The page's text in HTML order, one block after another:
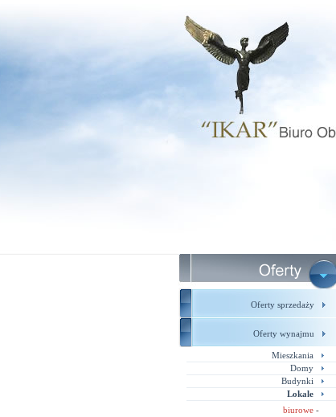
Oferty sprzedaży
Oferty wynajmu
Mieszkania
Domy
Budynki
Lokale
biurowe -